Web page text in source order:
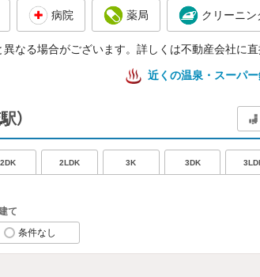
病院 薬局 クリーニン
なる場合がございます。詳しくは不動産会社に直
近くの温泉・スーパ
）
2DK 2LDK 3K 3DK
て
条件なし